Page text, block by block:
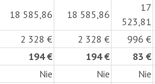
18 585,86 18 585,86
17
523,81
2 328 € 2 328 € 996 €
194 € 194 € 83 €
Nie Nie Nie